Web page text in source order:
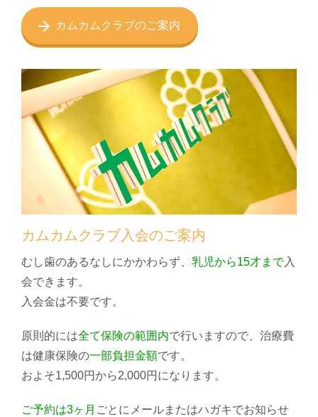
カムカムクラブのご案内
カムカムクラブ入会のご案内
むし歯のあるなしにかかわらず、 乳児から15才まで入
会できます。
入会金は不要です。
原則的には全て保険の範囲内で行いますので、治療費
は健康保険の一部負担金額です。
およそ1,500円から2,000円になります。
ご予約は3ヶ月 ごとにメールまたはハガキでお知らせ